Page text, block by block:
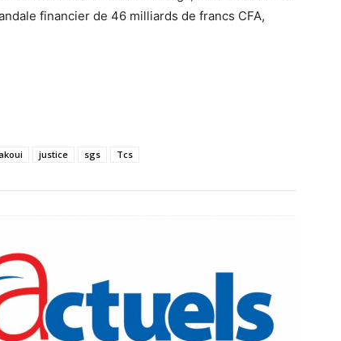
financier de 46 milliards de francs CFA,
justice sgs Tcs